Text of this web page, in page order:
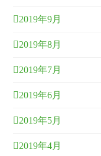
2019年9月
2019年8月
2019年7月
2019年6月
2019年5月
2019年4月